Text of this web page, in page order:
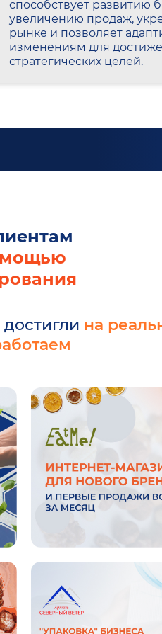
способствует развитию
увеличению продаж,
рынке и позволяет
изменениям для
стратегических целей.
на